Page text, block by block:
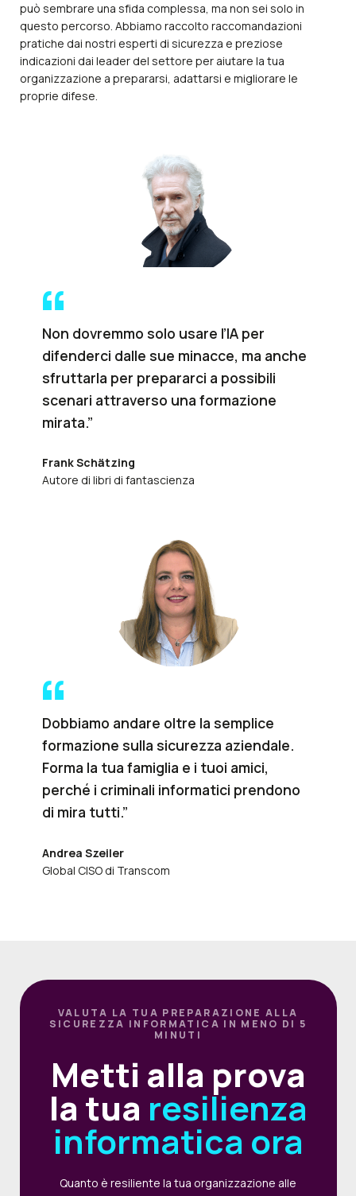
può sembrare una sfida complessa, ma non sei solo in
questo percorso. Abbiamo raccolto raccomandazioni
pratiche dai nostri esperti di sicurezza e preziose
indicazioni dai leader del settore per aiutare la tua
organizzazione a prepararsi, adattarsi e migliorare le
proprie difese.
Non dovremmo solo usare l’IA per
difenderci dalle sue minacce, ma anche
sfruttarla per prepararci a possibili
scenari attraverso una formazione
mirata.”
Frank Schätzing
Autore di libri di fantascienza
Dobbiamo andare oltre la semplice
formazione sulla sicurezza aziendale.
Forma la tua famiglia e i tuoi amici,
perché i criminali informatici prendono
di mira tutti.”
Andrea Szeiler
Global CISO di Transcom
VALUTA LA TUA PREPARAZIONE ALLA
SICUREZZA INFORMATICA IN MENO DI 5
MINUTI
Metti alla prova
la tua resilienza
informatica ora
Quanto è resiliente la tua organizzazione alle